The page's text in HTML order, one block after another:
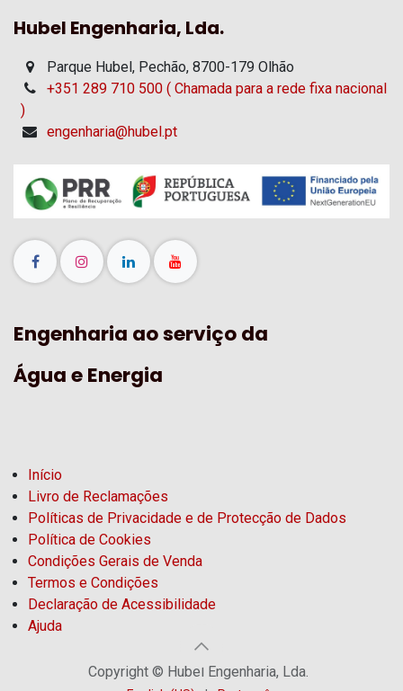
Hubel Engenharia, Lda.
Parque Hubel, Pechão, 8700-179 Olhão
+351 289 710 500 ( Chamada para a rede fixa nacional
)
engenharia@hubel.pt
Engenharia ao serviço da
Água e Energia
Início
Livro de Reclamações
Políticas de Privacidade e de Protecção de Dados
Política de Cookies
Condições Gerais de Venda
Termos e Condições
Declaração de Acessibilidade
Ajuda
Copyright © Hubel Engenharia, Lda.